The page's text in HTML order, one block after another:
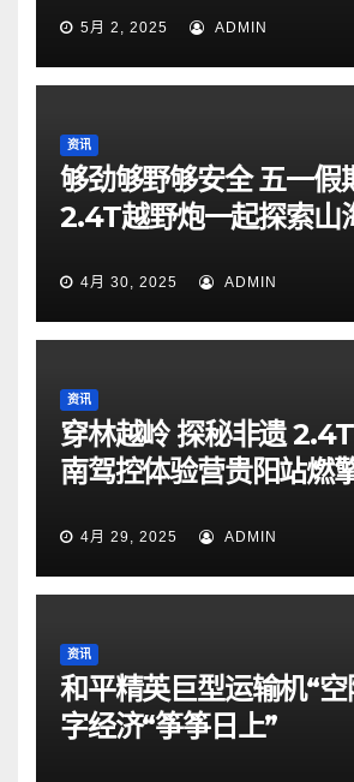
5月 2, 2025 ADMIN
资讯
够劲够野够安全 五一假
2.4T越野炮一起探索山
4月 30, 2025 ADMIN
资讯
穿林越岭 探秘非遗
南驾控体验营贵阳站燃
4月 29, 2025 ADMIN
资讯
和平精英巨型运输机“
字经济“筝筝日上”